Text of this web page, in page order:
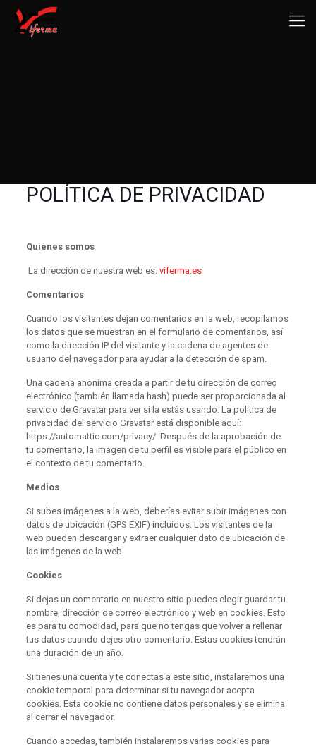
POLÍTICA DE PRIVACIDAD
Quiénes somos
La dirección de nuestra web es: viferma.es
Comentarios
Cuando los visitantes dejan comentarios en la web, recopilamos
los datos que se muestran en el formulario de comentarios, así
como la dirección IP del visitante y la cadena de agentes de
usuario del navegador para ayudar a la detección de spam.
Una cadena anónima creada a partir de tu dirección de correo
electrónico (también llamada hash) puede ser proporcionada al
servicio de Gravatar para ver si la estás usando. La política de
privacidad del servicio Gravatar está disponible aquí:
https://automattic.com/privacy/. Después de la aprobación de
tu comentario, la imagen de tu perfil es visible para el público en
el contexto de tu comentario.
Medios
Si subes imágenes a la web, deberías evitar subir imágenes con
datos de ubicación (GPS EXIF) incluidos. Los visitantes de la
web pueden descargar y extraer cualquier dato de ubicación de
las imágenes de la web.
Cookies
Si dejas un comentario en nuestro sitio puedes elegir guardar tu
nombre, dirección de correo electrónico y web en cookies. Esto
es para tu comodidad, para que no tengas que volver a rellenar
tus datos cuando dejes otro comentario. Estas cookies tendrán
una duración de un año.
Si tienes una cuenta y te conectas a este sitio, instalaremos una
cookie temporal para determinar si tu navegador acepta
cookies. Esta cookie no contiene datos personales y se elimina
al cerrar el navegador.
Cuando accedas, también instalaremos varias cookies para